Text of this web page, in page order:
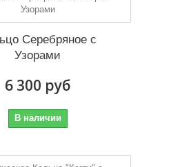
Серебряное с
Узорами
6 300 руб
В наличии